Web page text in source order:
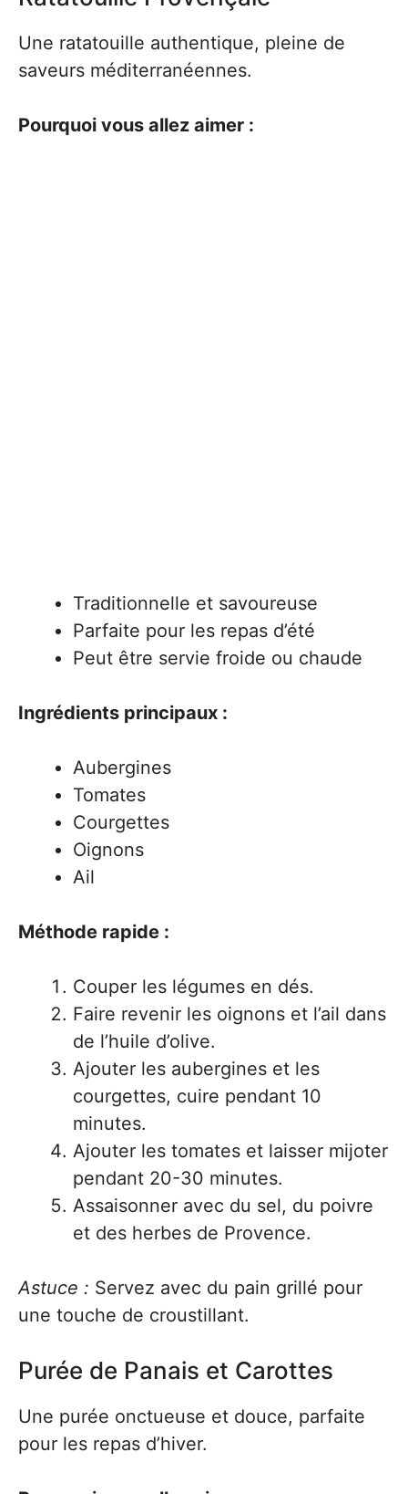
Une ratatouille authentique, pleine de
saveurs méditerranéennes.
Pourquoi vous allez aimer :
Traditionnelle et savoureuse
Parfaite pour les repas d’été
Peut être servie froide ou chaude
Ingrédients principaux :
Aubergines
Tomates
Courgettes
Oignons
Ail
Méthode rapide :
Couper les légumes en dés.
Faire revenir les oignons et l’ail dans
de l’huile d’olive.
Ajouter les aubergines et les
courgettes, cuire pendant 10
minutes.
Ajouter les tomates et laisser mijoter
pendant 20-30 minutes.
Assaisonner avec du sel, du poivre
et des herbes de Provence.
Astuce : Servez avec du pain grillé pour
une touche de croustillant.
Purée de Panais et Carottes
Une purée onctueuse et douce, parfaite
pour les repas d’hiver.